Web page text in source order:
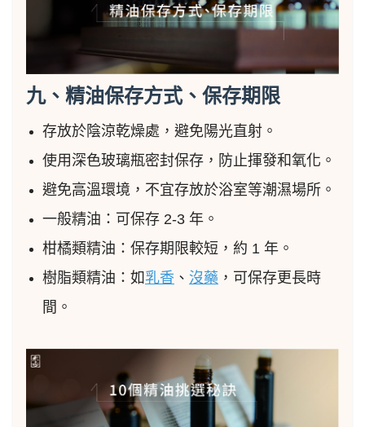
九、精油保存方式、保存期限
存放於陰涼乾燥處，避免陽光直射。
使用深色玻璃瓶密封保存，防止揮發和氧化。
避免高溫環境，不宜存放於浴室等潮濕場所。
一般精油：可保存 2-3 年。
柑橘類精油：保存期限較短，約 1 年。
樹脂類精油：如乳香 、 沒藥 ，可保存更長時
間。